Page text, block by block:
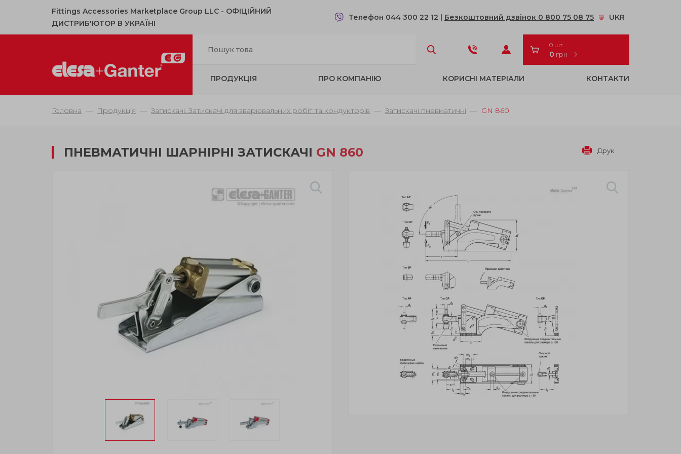
Fittings Accessories Marketplace Group LLC - OФІЦІЙНИЙ
ДИСТРИБ'ЮТОР В УКРАЇНІ
Телефон 044 300 22 12 | Безкоштовний дзвінок 0 800 75 08 75 UKR
0 шт.
0 грн
ПРОДУКЦІЯ ПРО КОМПАНІЮ КОРИСНІ МАТЕРІАЛИ КОНТАКТИ
Головна Продукція Затискачі. Затискачі для зварювальних робіт та кондукторів Затискачі пневматичні GN 860
ПНЕВМАТИЧНІ ШАРНІРНІ ЗАТИСКАЧІ GN 860 Друк